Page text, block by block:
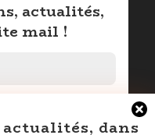
dans
actualités,
mail !